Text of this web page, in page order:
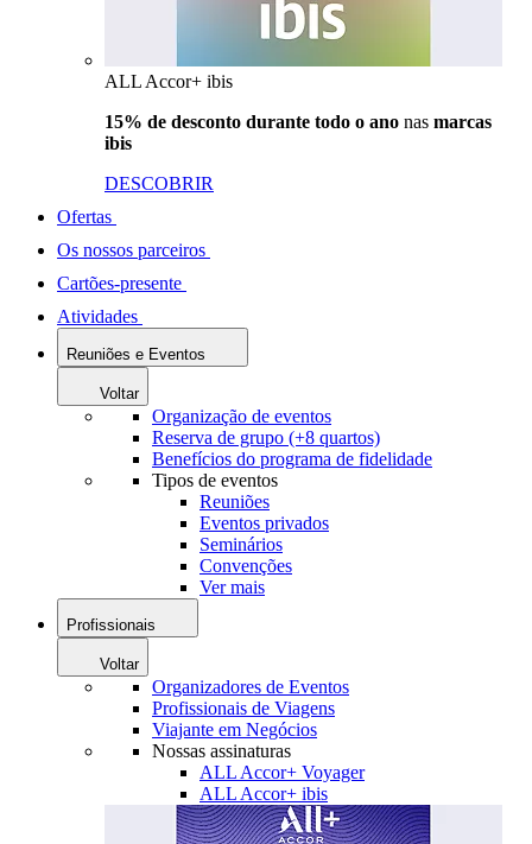
ALL Accor+ ibis
15% de desconto durante todo o ano nas marcas
ibis
DESCOBRIR
Ofertas
Os nossos parceiros
Cartões-presente
Atividades
Reuniões e Eventos
Voltar
Organização de eventos
Reserva de grupo (+8 quartos)
Benefícios do programa de fidelidade
Tipos de eventos
Reuniões
Eventos privados
Seminários
Convenções
Ver mais
Profissionais
Voltar
Organizadores de Eventos
Profissionais de Viagens
Viajante em Negócios
Nossas assinaturas
ALL Accor+ Voyager
ALL Accor+ ibis